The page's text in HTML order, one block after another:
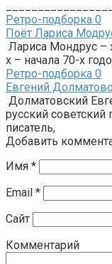
Ретро-подборка 0
Поёт Лариса
Лариса Мондрус –
х – начала 70-х
Ретро-подборка 0
Евгений
Долматовский
русский советский
писатель,
Добавить
Имя *
Email *
Сайт
Комментарий